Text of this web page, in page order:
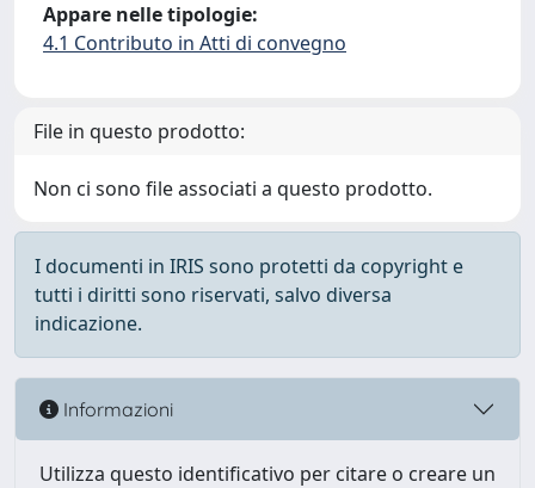
Appare nelle tipologie:
4.1 Contributo in Atti di convegno
File in questo prodotto:
Non ci sono file associati a questo prodotto.
I documenti in IRIS sono protetti da copyright e
tutti i diritti sono riservati, salvo diversa
indicazione.
Informazioni
Utilizza questo identificativo per citare o creare un